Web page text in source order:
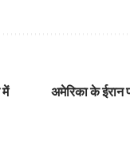
में
अमेरिका के